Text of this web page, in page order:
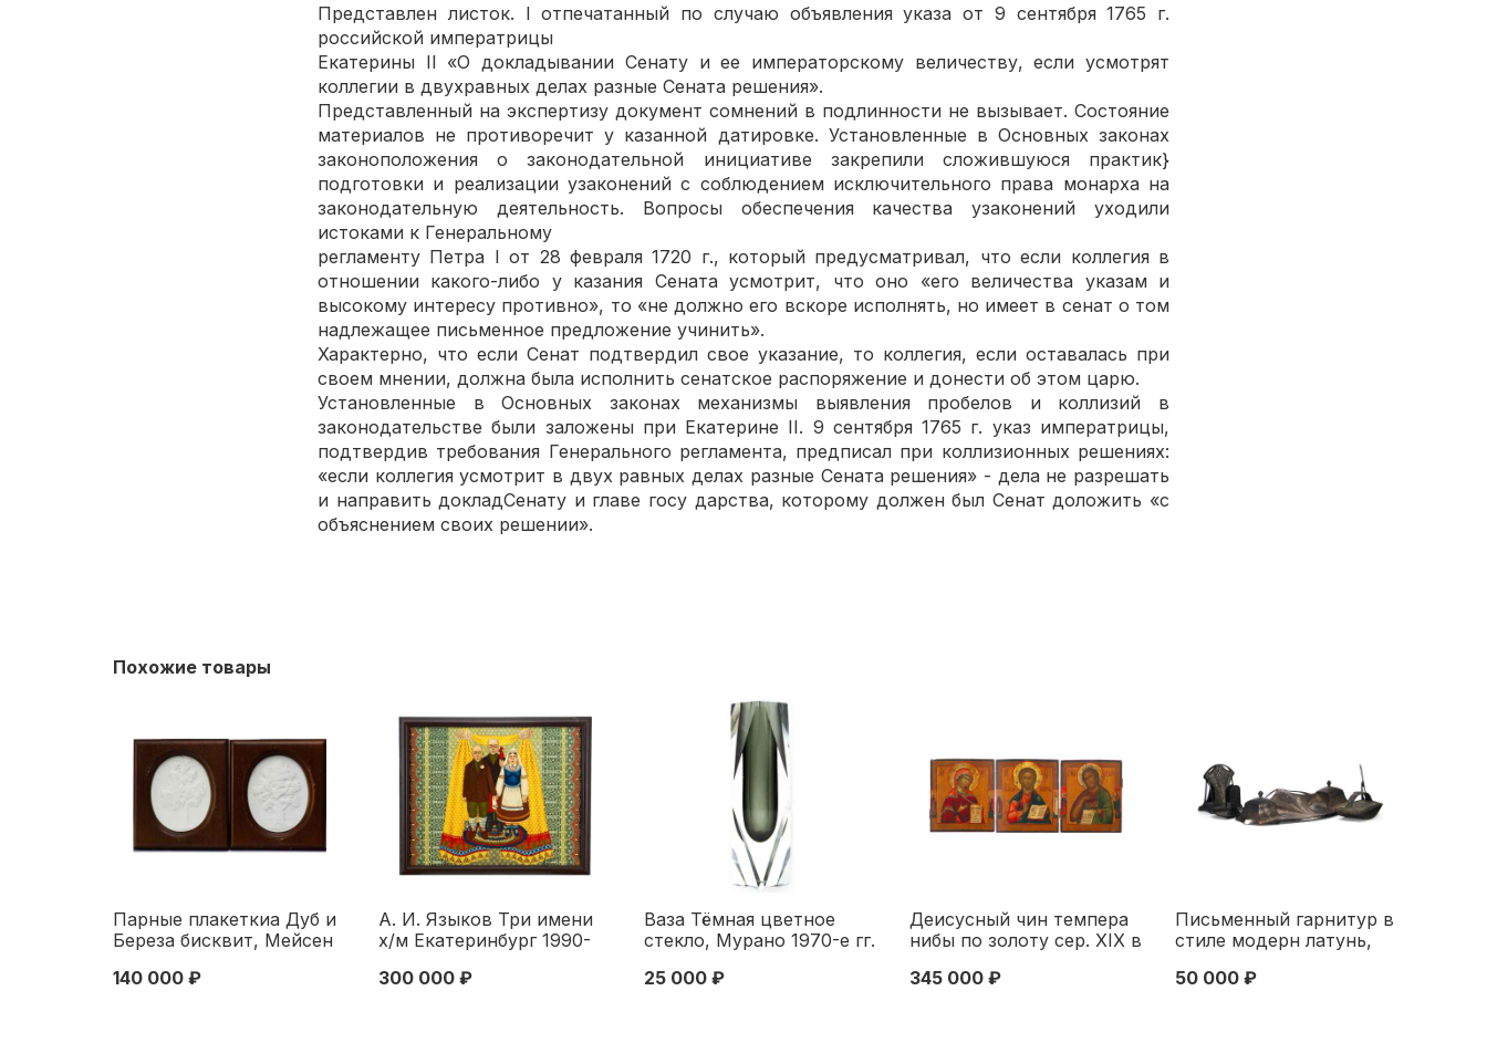
Представлен листок. I отпечатанный по случаю объявления указа от 9 сентября 1765 г.
российской императрицы
Екатерины II «О докладывании Сенату и ее императорскому величеству, если усмотрят
коллегии в двухравных делах разные Сената решения».
Представленный на экспертизу документ сомнений в подлинности не вызывает. Состояние
материалов не противоречит у казанной датировке. Установленные в Основных законах
законоположения о законодательной инициативе закрепили сложившуюся практик}
подготовки и реализации узаконений с соблюдением исключительного права монарха на
законодательную деятельность. Вопросы обеспечения качества узаконений уходили
истоками к Генеральному
регламенту Петра I от 28 февраля 1720 г., который предусматривал, что если коллегия в
отношении какого-либо у казания Сената усмотрит, что оно «его величества указам и
высокому интересу противно», то «не должно его вскоре исполнять, но имеет в сенат о том
надлежащее письменное предложение учинить».
Характерно, что если Сенат подтвердил свое указание, то коллегия, если оставалась при
своем мнении, должна была исполнить сенатское распоряжение и донести об этом царю.
Установленные в Основных законах механизмы выявления пробелов и коллизий в
законодательстве были заложены при Екатерине II. 9 сентября 1765 г. указ императрицы,
подтвердив требования Генерального регламента, предписал при коллизионных решениях:
«если коллегия усмотрит в двух равных делах разные Сената решения» - дела не разрешать
и направить докладСенату и главе госу дарства, которому должен был Сенат доложить «с
объяснением своих решении».
Похожие товары
Парные плакеткиа Дуб и
Береза бисквит, Мейсен
гг.12,4x10 см. Мейсен,
140 000 ₽
А. И. Языков Три имени
х/м Екатеринбург 1990-
Екатеринбург 1990-2004
300 000 ₽
Ваза Тёмная цветное
стекло, Мурано 1970-е гг.
25 000 ₽
Деисусный чин темпера
нибы по золоту сер. XIX в
Россия Середина XIX
345 000 ₽
Письменный гарнитур в
стиле модерн латунь,
XX в. 38x19 см. Европа
50 000 ₽